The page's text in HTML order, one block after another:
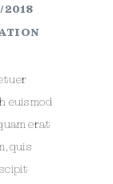
2018
euismod
erat
quis